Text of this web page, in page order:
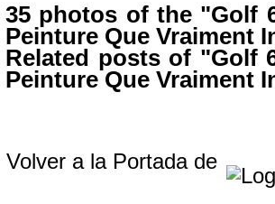
35 photos of the "Golf
Peinture Que Vraiment
Related posts of "Golf
Peinture Que Vraiment
Volver a la Portada de